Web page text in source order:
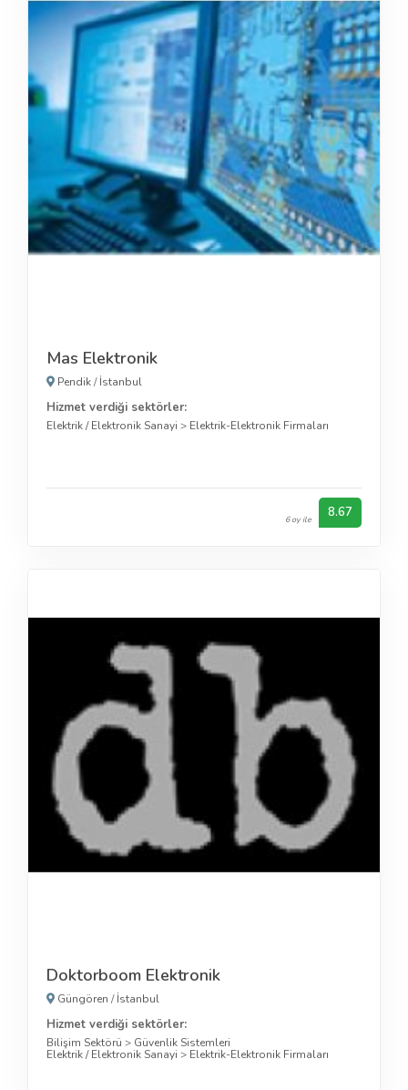
Mas Elektronik
Pendik/İstanbul
Hizmet verdiği sektörler:
Elektrik / Elektronik Sanayi > Elektrik-Elektronik Firmaları
6 oy ile 8.67
Doktorboom Elektronik
Güngören /İstanbul
Hizmet verdiği sektörler:
Bilişim Sektörü > Güvenlik Sistemleri
Elektrik / Elektronik Sanayi > Elektrik-Elektronik Firmaları